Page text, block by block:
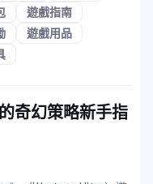
遊戲指南
遊戲用品
奇幻策略新手指